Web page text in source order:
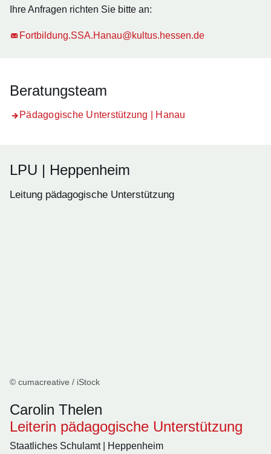
Ihre Anfragen richten Sie bitte an:
Fortbildung.SSA.Hanau@kultus.hessen.de
Beratungsteam
Pädagogische Unterstützung | Hanau
LPU | Heppenheim
Leitung pädagogische Unterstützung
© cumacreative / iStock
Carolin Thelen
Leiterin pädagogische Unterstützung
Staatliches Schulamt | Heppenheim